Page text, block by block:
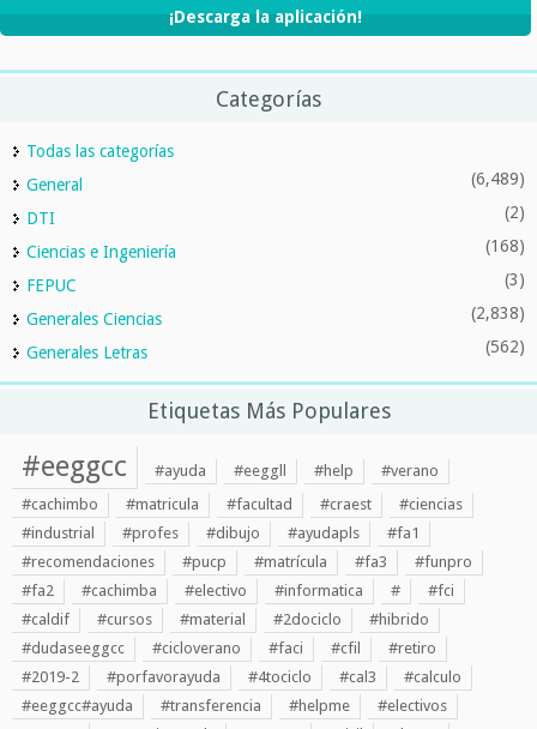
¡Descarga la aplicación!
Categorías
Todas las categorías
General
(6,489)
DTI (2)
Ciencias e Ingeniería (168)
FEPUC (3)
Generales Ciencias (2,838)
Generales Letras (562)
Etiquetas Más Populares
#eeggcc #ayuda #eeggll #help
#verano
#cachimbo
#matricula #facultad #craest
#ciencias
#industrial
#profes #dibujo #ayudapls
#fa1
#recomendaciones
#pucp #matrícula #fa3
#funpro
#fa2
#cachimba #electivo #informatica #
#fci
#caldif
#cursos #material #2dociclo
#hibrido
#dudaseeggcc
#cicloverano #faci #cfil
#retiro
#2019-2
#porfavorayuda #4tociclo #cal3
#calculo
#eeggcc#ayuda
#transferencia #helpme
#electivos